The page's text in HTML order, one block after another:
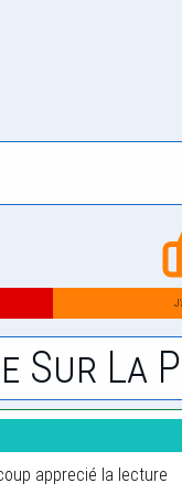
Sur La
apprecié la lecture